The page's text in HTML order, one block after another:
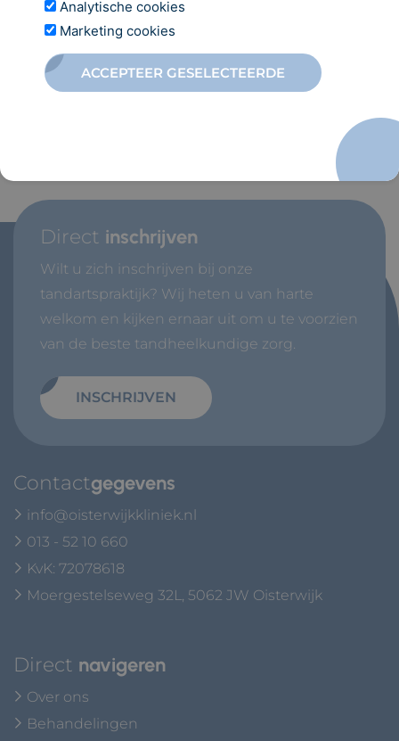
INSCHRIJVEN
Direct inschrijven
Wilt u zich inschrijven bij onze
tandartspraktijk? Wij heten u van harte
welkom en kijken ernaar uit om u te voorzien
van de beste tandheelkundige zorg.
INSCHRIJVEN
Contactgegevens
info@oisterwijkkliniek.nl
013 - 52 10 660
KvK: 72078618
Moergestelseweg 32L, 5062 JW Oisterwijk
Direct navigeren
Over ons
Behandelingen
Analytische cookies
Marketing cookies
ACCEPTEER GESELECTEERDE